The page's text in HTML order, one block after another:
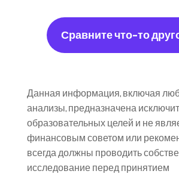
Сравните что-то
Данная информация, включая
анализы, предназначена
образовательных целей и не
финансовым советом или
всегда должны проводить
исследование перед принятием